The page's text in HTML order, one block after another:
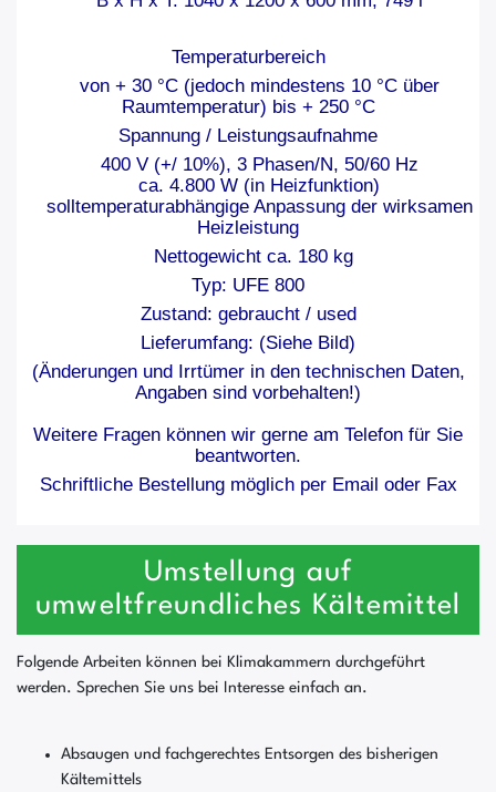
Temperaturbereich
von + 30 °C (jedoch mindestens 10 °C über
Raumtemperatur) bis + 250 °C
Spannung / Leistungsaufnahme
400 V (+/ 10%), 3 Phasen/N, 50/60 Hz
ca. 4.800 W (in Heizfunktion)
solltemperaturabhängige Anpassung der wirksamen
Heizleistung
Nettogewicht ca. 180 kg
Typ: UFE 800
Zustand: gebraucht / used
Lieferumfang: (Siehe Bild)
(Änderungen und Irrtümer in den technischen Daten,
Angaben sind vorbehalten!)
Weitere Fragen können wir gerne am Telefon für Sie
beantworten.
Schriftliche Bestellung möglich per Email oder Fax
Umstellung auf
umweltfreundliches Kältemittel
Folgende Arbeiten können bei Klimakammern durchgeführt
werden. Sprechen Sie uns bei Interesse einfach an.
Absaugen und fachgerechtes Entsorgen des bisherigen
Kältemittels